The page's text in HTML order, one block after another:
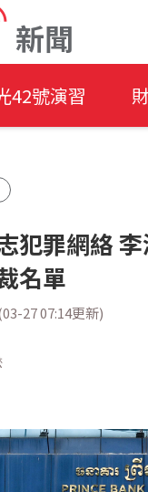
新聞
42號演習
犯罪網絡
名單
27 07:14更新)